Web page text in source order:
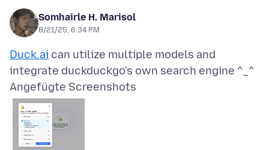
Somhairle H. Marisol
8/21/25, 6:34 PM
Duck.ai can utilize multiple models and
Angefügte Screenshots